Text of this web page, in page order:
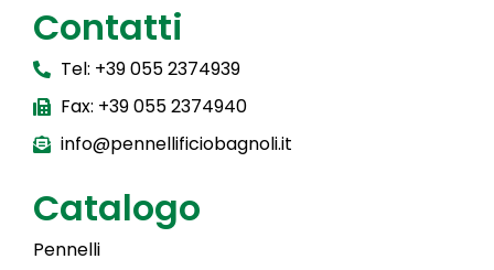
Contatti
Tel: +39 055 2374939
Fax: +39 055 2374940
info@pennellificiobagnoli.it
Catalogo
Pennelli